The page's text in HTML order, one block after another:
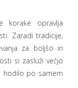
korake opravlja
Zaradi tradicije,
za boljšo in
si zasluži večjo
hodilo po samem